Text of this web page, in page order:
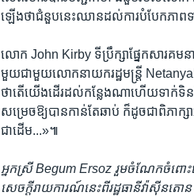
ឡើង​ថា​ជំនួប​នេះ​ឈាន​ដល់​ការ​បំបែក​ភា
លោក John Kirby ទីប្រឹក្សា​ផ្នែក​សារគមន
មួយ​ជាមួយ​លោក​នាយករដ្ឋមន្ត្រី
ថាតើ​យើង​ដើរ​ដល់​កន្លែង​ណា​ហើយ​ទាក់ទិ
សម្រេច​ឱ្យ​បាន​កាន់តែ​ឆាប់ ក៏​ដូចជា​ពិភាក្ស
ជាដើម...»៕
អ្នកស្រី Begum Ersoz រួម​ចំណែក​ចំពោ
សេចក្ដី​រាយការណ៍​នេះ​ពី​រដ្ឋធានី​វ៉ាស៊ីនតោ